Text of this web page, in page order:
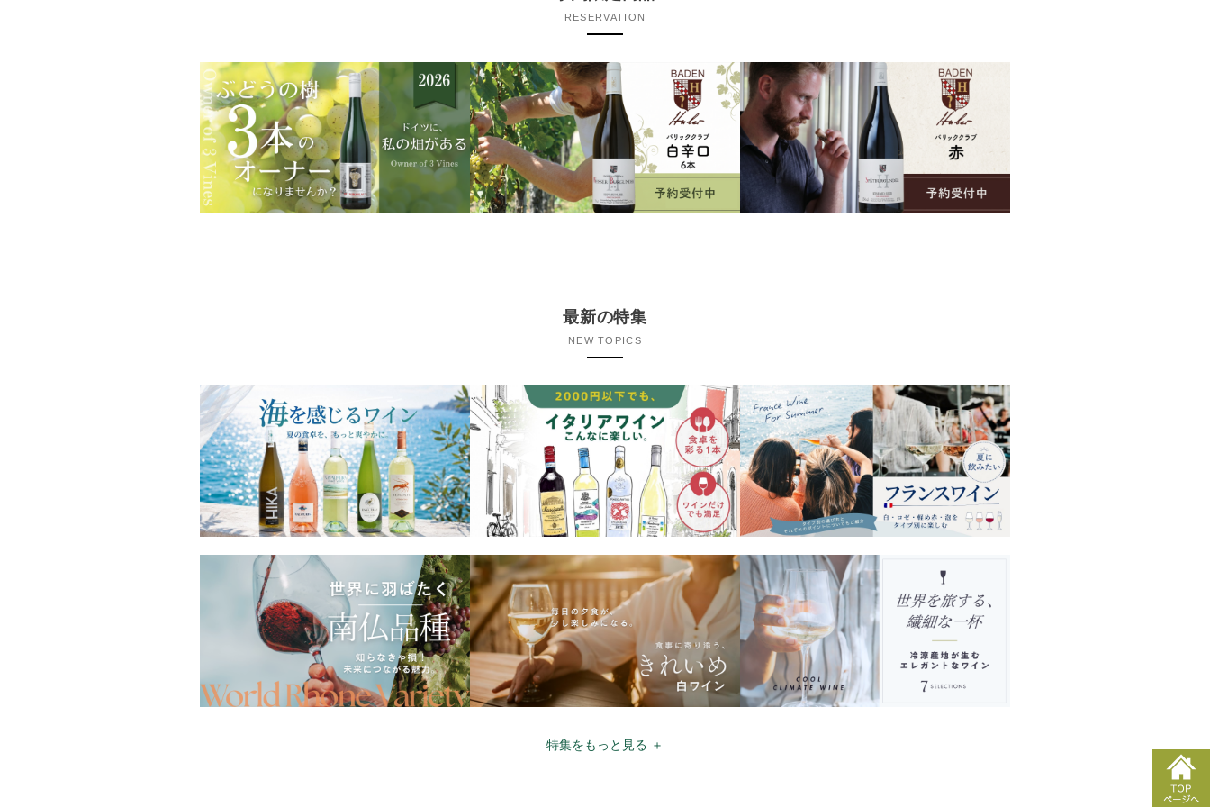
RESERVATION
最新の特集
NEW TOPICS
特集をもっと見る ＋